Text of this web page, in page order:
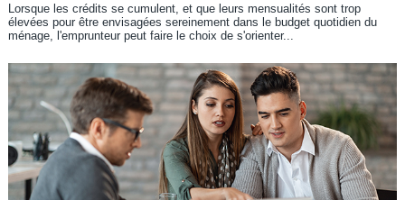
Lorsque les crédits se cumulent, et que leurs mensualités sont trop
élevées pour être envisagées sereinement dans le budget quotidien du
ménage, l'emprunteur peut faire le choix de s'orienter...